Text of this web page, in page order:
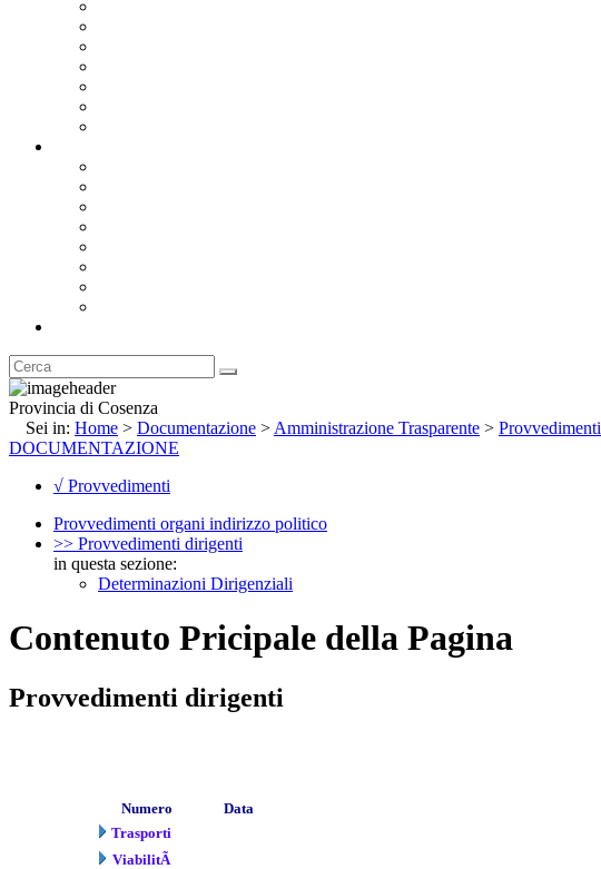
Provincia di Cosenza
Sei in: Home > Documentazione > Amministrazione Trasparente > Provvedimenti
DOCUMENTAZIONE
√ Provvedimenti
Provvedimenti organi indirizzo politico
>> Provvedimenti dirigenti
in questa sezione:
Determinazioni Dirigenziali
Contenuto Pricipale della Pagina
Provvedimenti dirigenti
Numero Data
Trasporti
ViabilitÃ